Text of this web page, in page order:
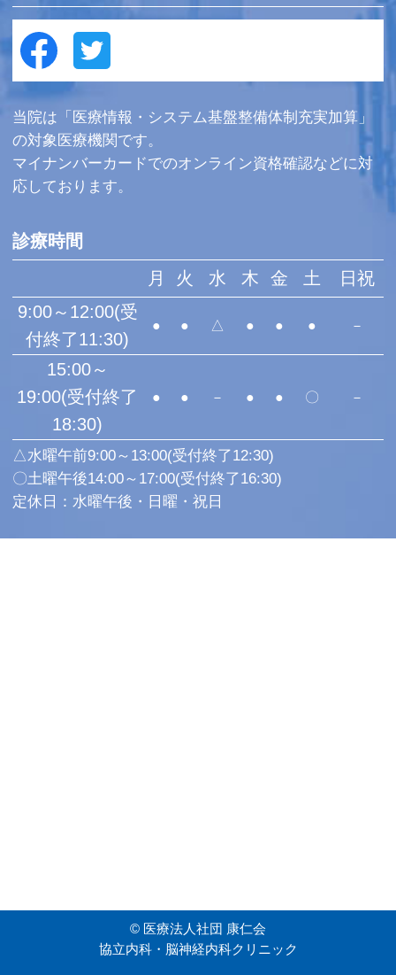
当院は「医療情報・システム基盤整備体制充実加算」
の対象医療機関です。
マイナンバーカードでのオンライン資格確認などに対
応しております。
△水曜午前9:00～13:00(受付終了12:30)
〇土曜午後14:00～17:00(受付終了16:30)
定休日：水曜午後・日曜・祝日
診療時間
月
火 水 木 金 土
日祝
9:00～12:00(受
付終了11:30)
● ● △ ● ● ● －
15:00～
19:00(受付終了
18:30)
● ● － ● ● 〇 －
© 医療法人社団 康仁会
協立内科・脳神経内科クリニック